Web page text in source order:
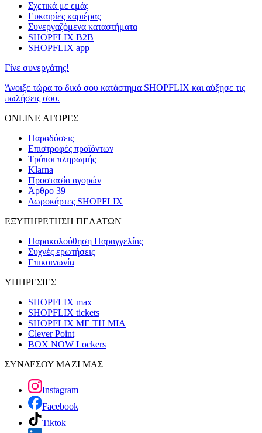
Σχετικά με εμάς
Ευκαιρίες καριέρας
Συνεργαζόμενα καταστήματα
SHOPFLIX B2B
SHOPFLIX app
Γίνε συνεργάτης!
Άνοιξε τώρα το δικό σου κατάστημα SHOPFLIX και αύξησε τις
πωλήσεις σου.
ONLINE ΑΓΟΡΕΣ
Παραδόσεις
Επιστροφές προϊόντων
Τρόποι πληρωμής
Klarna
Προστασία αγορών
Άρθρο 39
Δωροκάρτες SHOPFLIX
ΕΞΥΠΗΡΕΤΗΣΗ ΠΕΛΑΤΩΝ
Παρακολούθηση Παραγγελίας
Συχνές ερωτήσεις
Επικοινωνία
ΥΠΗΡΕΣΙΕΣ
SHOPFLIX max
SHOPFLIX tickets
SHOPFLIX ΜΕ ΤΗ ΜΙΑ
Clever Point
BOX NOW Lockers
ΣΥΝΔΕΣΟΥ ΜΑΖΙ ΜΑΣ
Instagram
Facebook
Tiktok